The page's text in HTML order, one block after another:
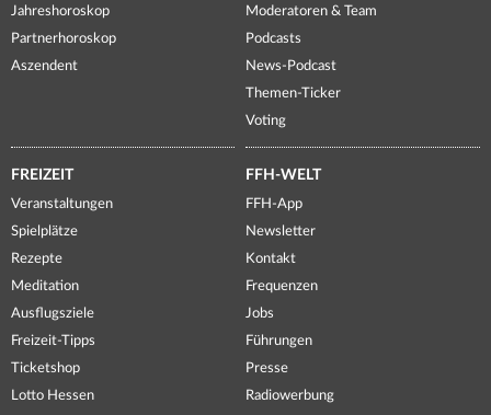
Jahreshoroskop
Partnerhoroskop
Aszendent
Moderatoren & Team
Podcasts
News-Podcast
Themen-Ticker
Voting
FREIZEIT
Veranstaltungen
Spielplätze
Rezepte
Meditation
Ausflugsziele
Freizeit-Tipps
Ticketshop
Lotto Hessen
FFH-WELT
FFH-App
Newsletter
Kontakt
Frequenzen
Jobs
Führungen
Presse
Radiowerbung